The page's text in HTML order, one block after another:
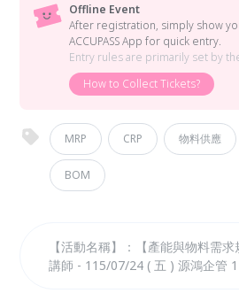
Offline Event
After registration, simply show
ACCUPASS App for quick entry.
Entry rules are primarily set by
How to Collect Tickets?
MRP CRP 物料供應
BOM
【活動名稱】：【產能與物料需
講師 - 115/07/24 ( 五 ) 源鴻企管